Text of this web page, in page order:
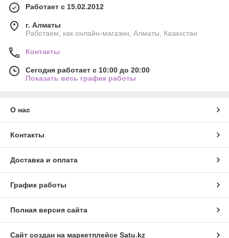
Работает с 15.02.2012
г. Алматы
Работаем, как онлайн-магазин, Алматы, Казахстан
Контакты
Сегодня работает с 10:00 до 20:00
Показать весь график работы
О нас
Контакты
Доставка и оплата
График работы
Полная версия сайта
Сайт создан на маркетплейсе Satu.kz